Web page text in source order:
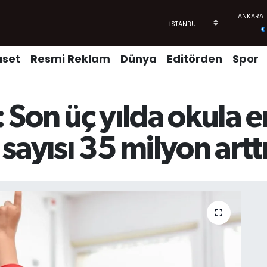
Resmi Reklam Dünya Editörden Spor
üç yılda okula
35 milyon